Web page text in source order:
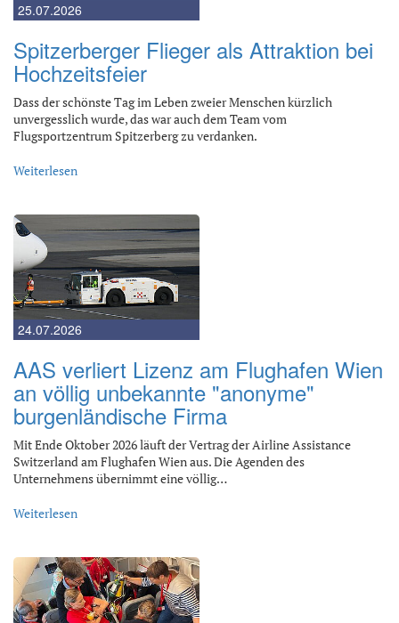
25.07.2026
Spitzerberger Flieger als Attraktion bei
Hochzeitsfeier
Dass der schönste Tag im Leben zweier Menschen kürzlich
unvergesslich wurde, das war auch dem Team vom
Flugsportzentrum Spitzerberg zu verdanken.
Weiterlesen
24.07.2026
AAS verliert Lizenz am Flughafen Wien
an völlig unbekannte "anonyme"
burgenländische Firma
Mit Ende Oktober 2026 läuft der Vertrag der Airline Assistance
Switzerland am Flughafen Wien aus. Die Agenden des
Unternehmens übernimmt eine völlig…
Weiterlesen